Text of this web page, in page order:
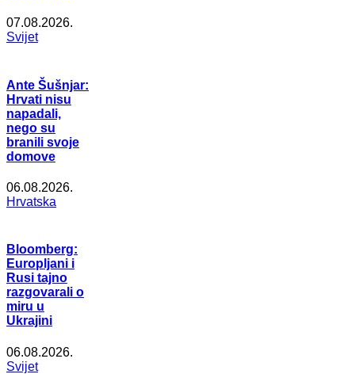
07.08.2026.
Svijet
Ante Šušnjar:
Hrvati nisu
napadali,
nego su
branili svoje
domove
06.08.2026.
Hrvatska
Bloomberg:
Europljani i
Rusi tajno
razgovarali o
miru u
Ukrajini
06.08.2026.
Svijet